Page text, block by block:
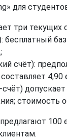
для
три текущих
бесплатный
счёт):
4,90
стоимость
100